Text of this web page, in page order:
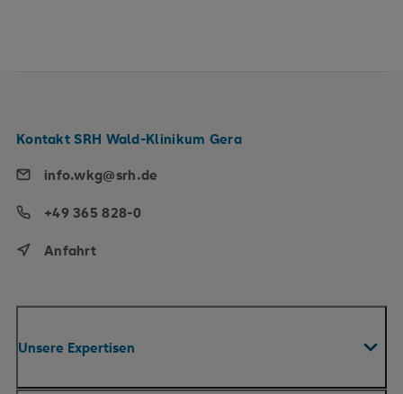
Unsere Expertisen
Kontakt SRH Wald-Klinikum Gera
info.wkg@srh.de
+49 365 828-0
Anfahrt